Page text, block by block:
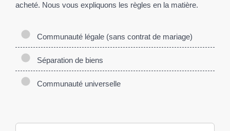
acheté. Nous vous expliquons les règles en la matière.
Communauté légale (sans contrat de mariage)
Séparation de biens
Communauté universelle